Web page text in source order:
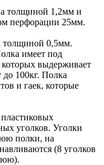
толщиной 1,2мм и
перфорации 25мм.
толщиной 0,5мм.
имеет под
которых выдерживает
100кг. Полка
и гаек, которые
уголков. Уголки
полки, на
(8 уголков